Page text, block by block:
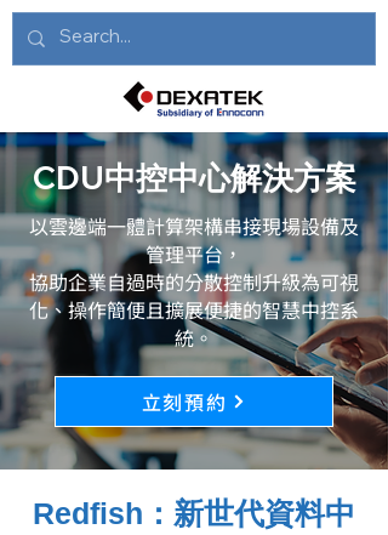
CDU中控中心解決方案
以雲邊端一體計算架構串接現場設備及
管理平台，
協助企業自過時的分散控制升級為可視
化、操作簡便且擴展便捷的智慧中控系
統。
立刻預約
Redfish：新世代資料中